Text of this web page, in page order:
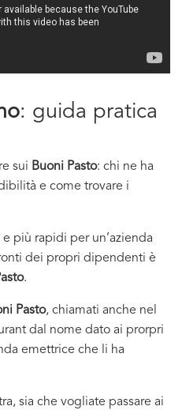
: guida pratica
sui Buoni Pasto: chi ne ha
e come trovare i
più rapidi per un’azienda
dei propri dipendenti è
.
Pasto, chiamati anche nel
dal nome dato ai prorpri
emettrice che li ha
sia che vogliate passare ai